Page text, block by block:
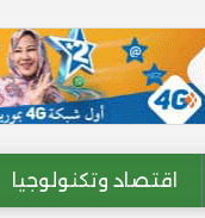
اقتصاد وتكنولوجيا